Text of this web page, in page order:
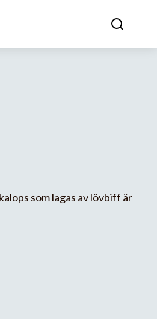
som lagas av lövbiff är